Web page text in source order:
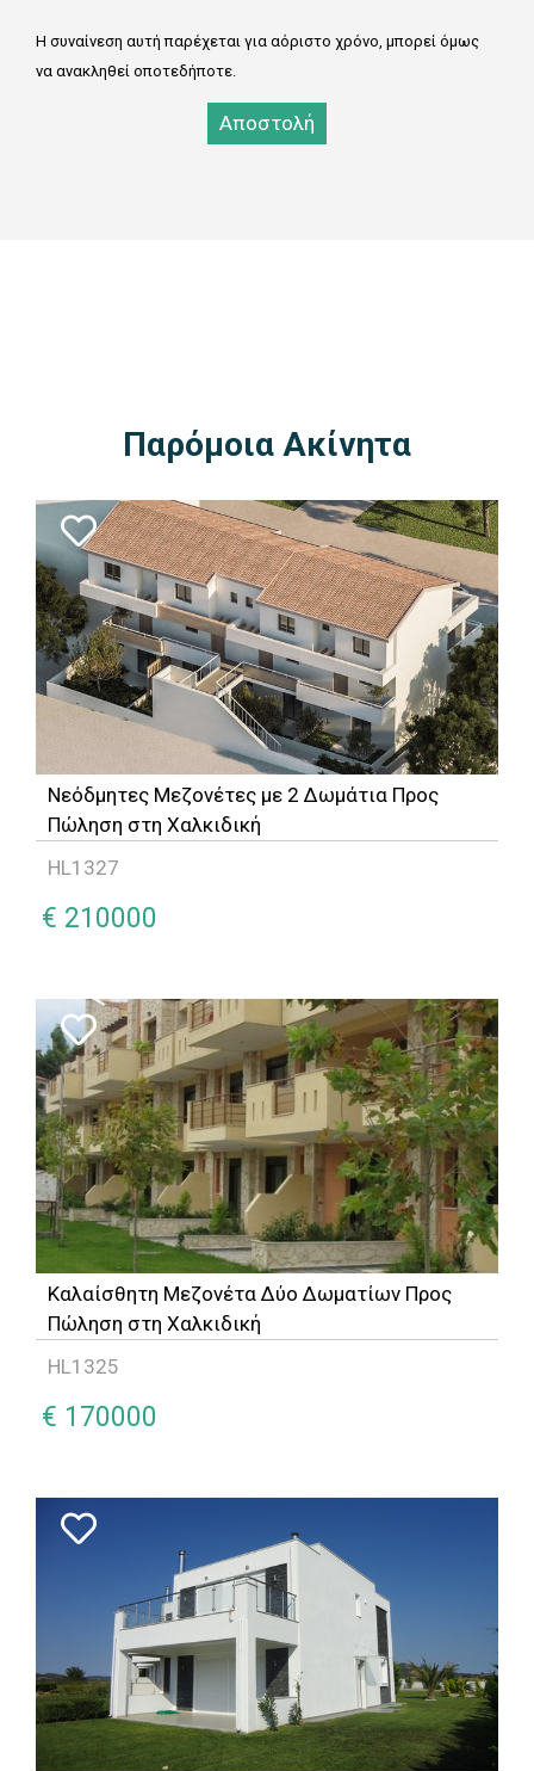
Η συναίνεση αυτή παρέχεται για αόριστο χρόνο, μπορεί όμως
να ανακληθεί οποτεδήποτε.
Αποστολή
Παρόμοια Ακίνητα
Νεόδμητες Μεζονέτες με 2 Δωμάτια Προς
Πώληση στη Χαλκιδική
HL1327
€ 210000
Καλαίσθητη Μεζονέτα Δύο Δωματίων Προς
Πώληση στη Χαλκιδική
HL1325
€ 170000